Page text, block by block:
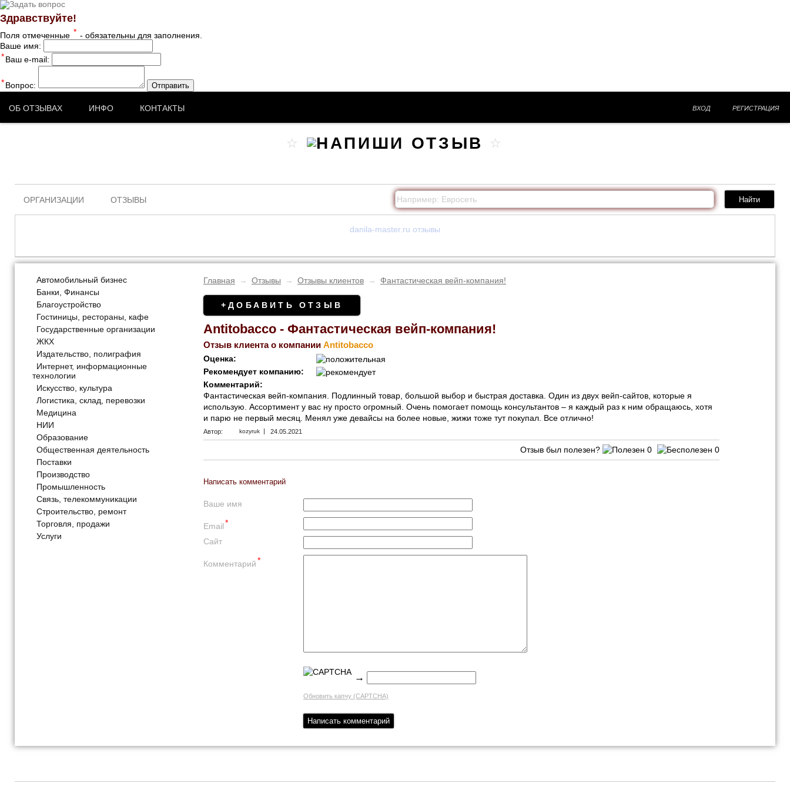
Здравствуйте!
Поля отмеченные * - обязательны для заполнения.
Ваше имя:
*Ваш e-mail:
*Вопрос: Отправить
ОБ ОТЗЫВАХ ИНФО КОНТАКТЫ ВХОД РЕГИСТРАЦИЯ
ОРГАНИЗАЦИИ ОТЗЫВЫ
danila-master.ru отзывы
Автомобильный бизнес
Банки, Финансы
Благоустройство
Гостиницы, рестораны, кафе
Государственные организации
ЖКХ
Издательство, полиграфия
Интернет, информационные
технологии
Искусство, культура
Логистика, склад, перевозки
Медицина
НИИ
Образование
Общественная деятельность
Поставки
Производство
Промышленность
Связь, телекоммуникации
Строительство, ремонт
Торговля, продажи
Услуги
Главная → Отзывы → Отзывы клиентов → Фантастическая вейп-компания!
+ДОБАВИТЬ ОТЗЫВ
Antitobacco - Фантастическая вейп-компания!
Отзыв клиента о компании Antitobacco
Оценка:
Рекомендует компанию:
Комментарий:
Фантастическая вейп-компания. Подлинный товар, большой выбор и быстрая доставка. Один из двух вейп-сайтов, которые я
использую. Ассортимент у вас ну просто огромный. Очень помогает помощь консультантов – я каждый раз к ним обращаюсь, хотя
и парю не первый месяц. Менял уже девайсы на более новые, жижи тоже тут покупал. Все отлично!
Автор: kozyruk | 24.05.2021
Отзыв был полезен? 0 0
Написать комментарий
Ваше имя
Email*
Сайт
Комментарий*
→
Обновить капчу (CAPTCHA)